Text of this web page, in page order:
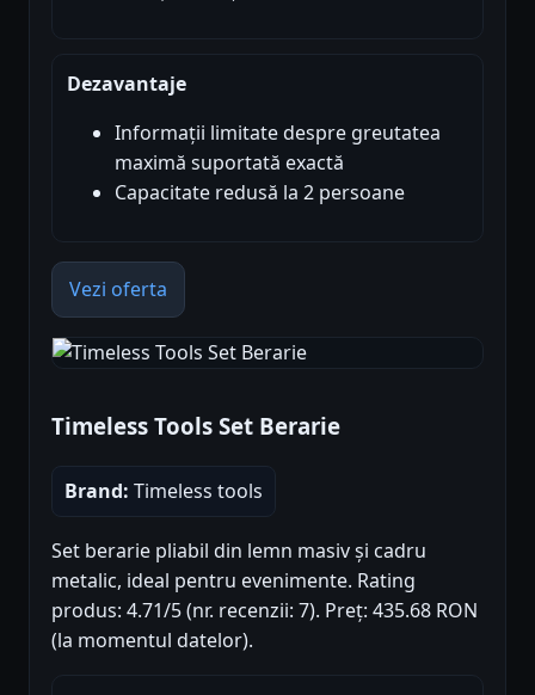
Dezavantaje
Informații limitate despre greutatea
maximă suportată exactă
Capacitate redusă la 2 persoane
Vezi oferta
Timeless Tools Set Berarie
Brand: Timeless tools
Set berarie pliabil din lemn masiv și cadru
metalic, ideal pentru evenimente. Rating
produs: 4.71/5 (nr. recenzii: 7). Preț: 435.68 RON
(la momentul datelor).